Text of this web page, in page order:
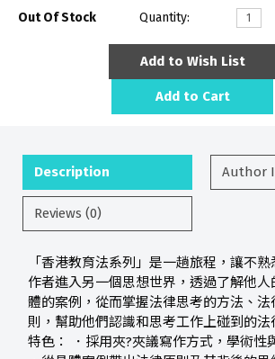
Out Of Stock Quantity:
Add to Wish List
Add to Cart
Description Author
Reviews (0)
「香港教育法系列」是一趟旅程，讓不
作者進入另一個思想世界，透過了解他人
體的案例，從而掌握法律思考的方法、法
則，幫助他們認識和思考工作上碰到的法
特色： ．採用夾?夾議寫作方式，學術性